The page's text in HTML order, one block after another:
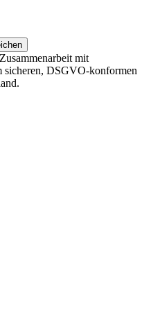
mit
sicheren, DSGVO-konformen